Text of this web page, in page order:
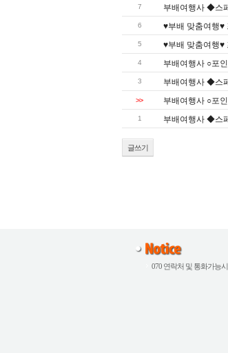
7 부배여행사 ◆스
6 ♥부배 맞춤여행♥
5 ♥부배 맞춤여행♥
4 부배여행사 ○포
3 부배여행사 ◆스
>> 부배여행사 ○포
1 부배여행사 ◆스
글쓰기
070 연락처 및 통화가능시